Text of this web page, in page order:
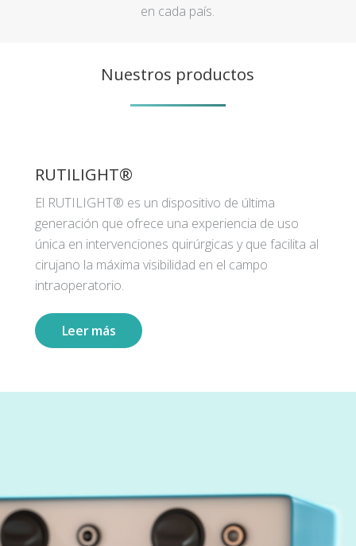
en cada país.
Nuestros productos
RUTILIGHT®
El RUTILIGHT® es un dispositivo de última
generación que ofrece una experiencia de uso
única en intervenciones quirúrgicas y que facilita al
cirujano la máxima visibilidad en el campo
intraoperatorio.
Leer más